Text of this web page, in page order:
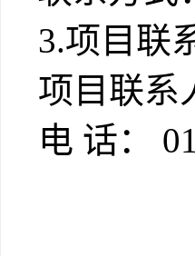
3.项目联
项目联系
电 话：